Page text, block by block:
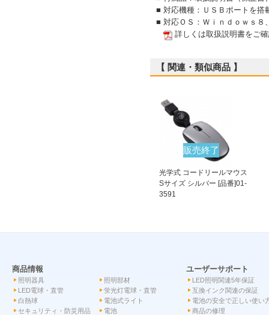
■ 対応機種：ＵＳＢポートを搭
■ 対応ＯＳ：Ｗｉｎｄｏｗｓ８
詳しくは取扱説明書をご
【 関連・類似商品 】
販売終了
光学式 コードリールマウス
Sサイズ シルバー [品番]01-
3591
商品情報
照明器具
照明部材
LED電球・直管
蛍光灯電球・直管
白熱球
電池式ライト
セキュリティ・防災用品
電池
ユーザーサポート
LED照明関連5年保証
互換インク関連の保証
電池の安全で正しい使い
商品の修理